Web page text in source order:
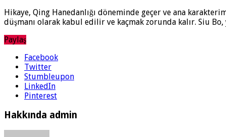
Hikaye, Qing Hanedanlığı döneminde geçer ve ana
düşmanı olarak kabul edilir ve kaçmak zorunda kalır. Siu
Paylaş
Facebook
Twitter
Stumbleupon
LinkedIn
Pinterest
Hakkında admin